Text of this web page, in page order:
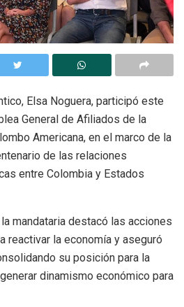
Elsa Noguera, participó este
General de Afiliados de la
Americana, en el marco de la
de las relaciones
entre Colombia y Estados
mandataria destacó las acciones
reactivar la economía y aseguró
su posición para la
dinamismo económico para